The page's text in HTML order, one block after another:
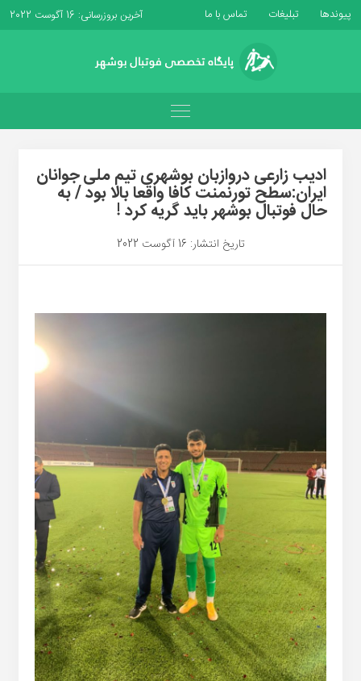
پیوندها تبلیغات تماس با ما آخرین بروزرسانی: 16 آگوست 2022
ادیب زارعی دروازبان بوشهری تیم ملی جوانان
ایران:سطح تورنمنت کافا واقعا بالا بود / به
حال فوتبال بوشهر باید گریه کرد !
تاریخ انتشار: 16 آگوست 2022